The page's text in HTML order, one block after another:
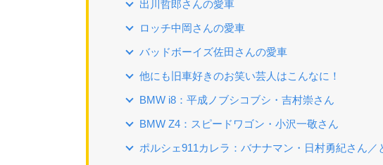
出川哲郎さんの愛車
ロッチ中岡さんの愛車
バッドボーイズ佐田さんの愛車
他にも旧車好きのお笑い芸人はこんなに！
BMW i8：平成ノブシコブシ・吉村崇さん
BMW Z4：スピードワゴン・小沢一敬さん
ポルシェ911カレラ：バナナマン・日村勇紀さん／